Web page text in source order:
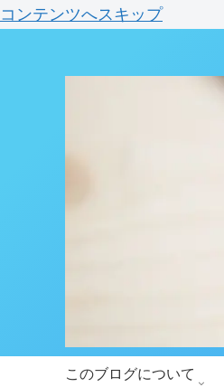
コンテンツへスキップ
このブログについて